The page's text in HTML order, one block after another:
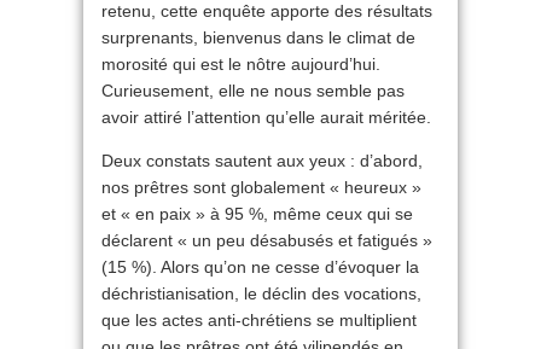
retenu, cette enquête apporte des résultats
surprenants, bienvenus dans le climat de
morosité qui est le nôtre aujourd’hui.
Curieusement, elle ne nous semble pas
avoir attiré l’attention qu’elle aurait méritée.
Deux constats sautent aux yeux : d’abord,
nos prêtres sont globalement « heureux »
et « en paix » à 95 %, même ceux qui se
déclarent « un peu dé­sabusés et fatigués »
(15 %). Alors qu’on ne cesse d’évoquer la
déchristianisation, le déclin des vocations,
que les actes anti-chrétiens se multiplient